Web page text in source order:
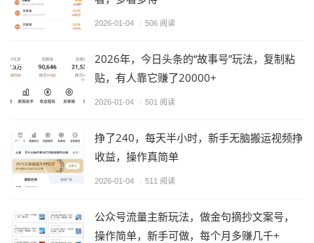
2026-01-04 / 506 阅读
2026年，今日头条的“故事号”玩法，复制粘
贴，有人靠它赚了20000+
2026-01-04 / 501 阅读
挣了240，每天半小时，新手无脑搬运视频挣
收益，操作真简单
2026-01-04 / 511 阅读
公众号流量主新玩法，做金句摘抄文案号，
操作简单，新手可做，每个月多赚几千+